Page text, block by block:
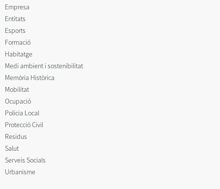
Empresa
Entitats
Esports
Formació
Habitatge
Medi ambient i sostenibilitat
Memòria Històrica
Mobilitat
Ocupació
Policia Local
Protecció Civil
Residus
Salut
Serveis Socials
Urbanisme